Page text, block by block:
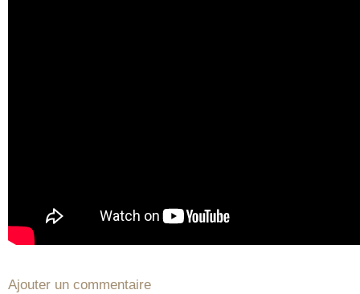
Ajouter un commentaire